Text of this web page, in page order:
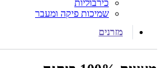
כירבוליות
שמיכות פיקה ומעבר
מזרנים